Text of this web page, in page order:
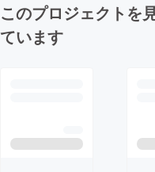
このプロジェクトを
ています